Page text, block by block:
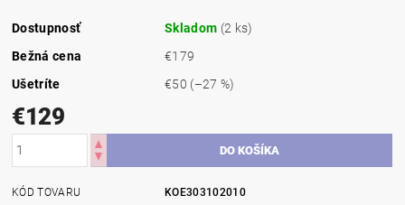
Dostupnosť Skladom (2 ks)
Bežná cena
€179
Ušetríte
€50 (–27 %)
€129
KÓD TOVARU
KOE303102010